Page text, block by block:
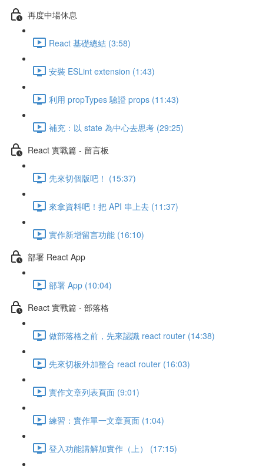
再度中場休息
React 基礎總結 (3:58)
安裝 ESLint extension (1:43)
利用 propTypes 驗證 props (11:43)
補充：以 state 為中心去思考 (29:25)
React 實戰篇 - 留言板
先來切個版吧！ (15:37)
來拿資料吧！把 API 串上去 (11:37)
實作新增留言功能 (16:10)
部署 React App
部署 App (10:04)
React 實戰篇 - 部落格
做部落格之前，先來認識 react router (14:38)
先來切板外加整合 react router (16:03)
實作文章列表頁面 (9:01)
練習：實作單一文章頁面 (1:04)
登入功能講解加實作（上） (17:15)